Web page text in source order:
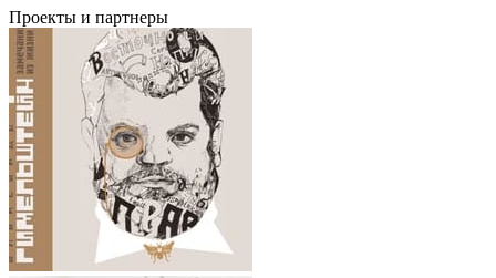
Проекты и партнеры